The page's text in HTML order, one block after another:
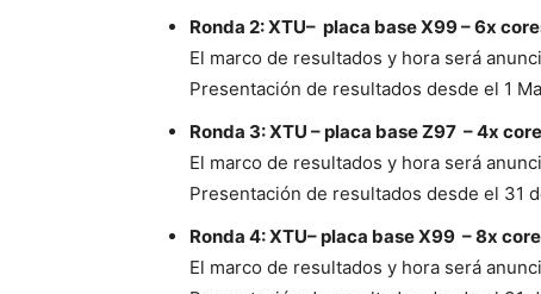
Ronda 2: XTU– placa base X99 – 6x
El marco de resultados y hora será
Presentación de resultados desde el 1
Ronda 3: XTU – placa base Z97 – 4x
El marco de resultados y hora será
Presentación de resultados desde el 31
Ronda 4: XTU– placa base X99 – 8x
El marco de resultados y hora será